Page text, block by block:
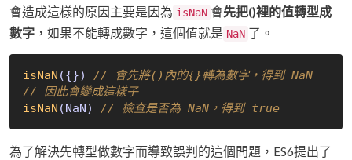
會造成這樣的原因主要是因為 isNaN 會先把()裡的值轉型成
數字 ，如果不能轉成數字，這個值就是 NaN 了。
isNaN ({})
// 會先將()內的{}轉為數字，得到 NaN
// 因此會變成這樣子
isNaN (NaN) // 檢查是否為 NaN，得到 true
為了解決先轉型做數字而導致誤判的這個問題，ES6提出了